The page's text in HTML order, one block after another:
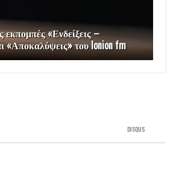
εκπομπές «Ενδείξεις –
«Αποκαλύψεις» του Ionion fm
DISQUS